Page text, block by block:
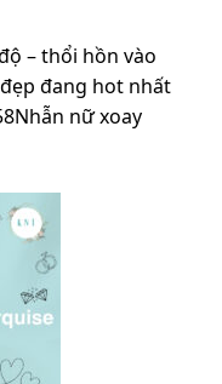
– thổi hồn vào
đang hot nhất
nữ xoay